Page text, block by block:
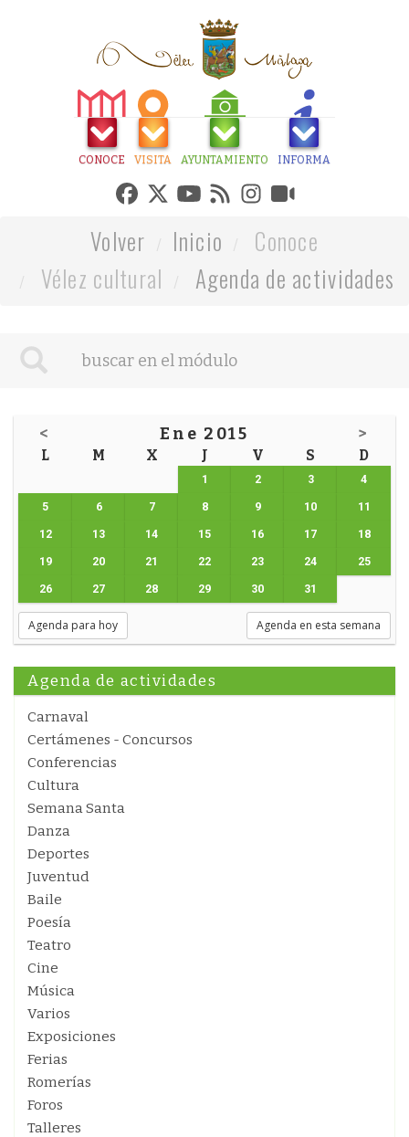
CONOCE VISITA AYUNTAMIENTO INFORMA
Volver Inicio
Conoce
Vélez cultural
Agenda de actividades
< Ene 2015 >
L M X J V S D
1 2 3 4
5 6 7 8 9 10 11
12 13 14 15 16 17 18
19 20 21 22 23 24 25
26 27 28 29 30 31
Agenda para hoy Agenda en esta semana
Agenda de actividades
Carnaval
Certámenes - Concursos
Conferencias
Cultura
Semana Santa
Danza
Deportes
Juventud
Baile
Poesía
Teatro
Cine
Música
Varios
Exposiciones
Ferias
Romerías
Foros
Talleres